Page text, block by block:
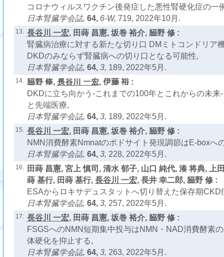
コロナウィルスワクチン後発症した悪性腎硬化症の一
日本腎臓学会誌, 64, 6-W, 719, 2022年10月.
13. 長谷川 一宏, 田蒔 昌憲, 坂巻 裕介, 𦚰野 修 :
腎臓病治療に対する新たな切り口 DMミトコンドリア
DKDのみならず腎臓病への切り口となる可能性,
日本腎臓学会誌, 64, 3, 189, 2022年5月.
14. 𦚰野 修, 長谷川 一宏, 伊藤 裕 :
DKDに立ち向かう-これまでの100年とこれからの未来
と先端医療,
日本腎臓学会誌, 64, 3, 189, 2022年5月.
15. 長谷川 一宏, 田蒔 昌憲, 坂巻 裕介, 𦚰野 修 :
NMN消費酵素Nmnatのポドサイト発現調節はE-boxへ
日本腎臓学会誌, 64, 3, 228, 2022年5月.
16.
田蒔 昌憲, 宮上 慎司, 清水 郁子, 山口 純代, 湊 将典, 上
蒔 基行, 田蒔 基行, 長谷川 一宏, 長井 幸二郎, 𦚰野 修 :
ESAからロキサデュスタットへ切り替えた保存期CKD
日本腎臓学会誌, 64, 3, 257, 2022年5月.
17. 長谷川 一宏, 田蒔 昌憲, 坂巻 裕介, 𦚰野 修 :
FSGSへのNMN短期集中投与はNMN・NAD消費酵素
体硬化を抑止する,
日本腎臓学会誌, 64, 3, 263, 2022年5月.